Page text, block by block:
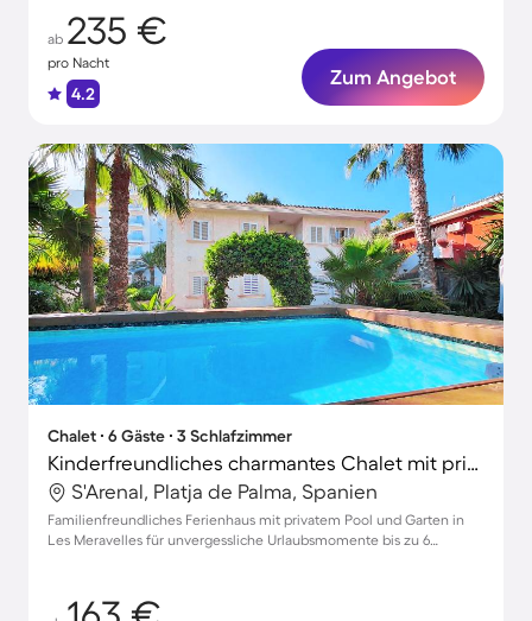
ab 235 €
pro Nacht
4.2
Zum Angebot
Chalet ∙ 6 Gäste ∙ 3 Schlafzimmer
Kinderfreundliches charmantes Chalet mit privatem Pool, Grill und Terrasse
S'Arenal, Platja de Palma, Spanien
Familienfreundliches Ferienhaus mit privatem Pool und Garten in
Les Meravelles für unvergessliche Urlaubsmomente bis zu 6